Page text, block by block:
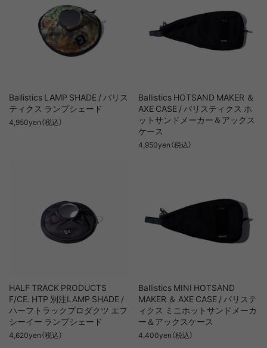
Ballistics LAMP SHADE / バリス
ティクス ランプシェード
4,950yen（税込）
Ballistics HOTSAND MAKER ＆
AXE CASE / バリスティクス ホ
ットサンドメーカー＆アックス
ケース
4,950yen（税込）
HALF TRACK PRODUCTS
F/CE. HTP 別注LAMP SHADE /
ハーフトラックプロダクツ エフ
シーイー ランプシェード
4,620yen（税込）
Ballistics MINI HOTSAND
MAKER ＆ AXE CASE / バリステ
ィクス ミニホットサンドメーカ
ー＆アックスケース
4,400yen（税込）